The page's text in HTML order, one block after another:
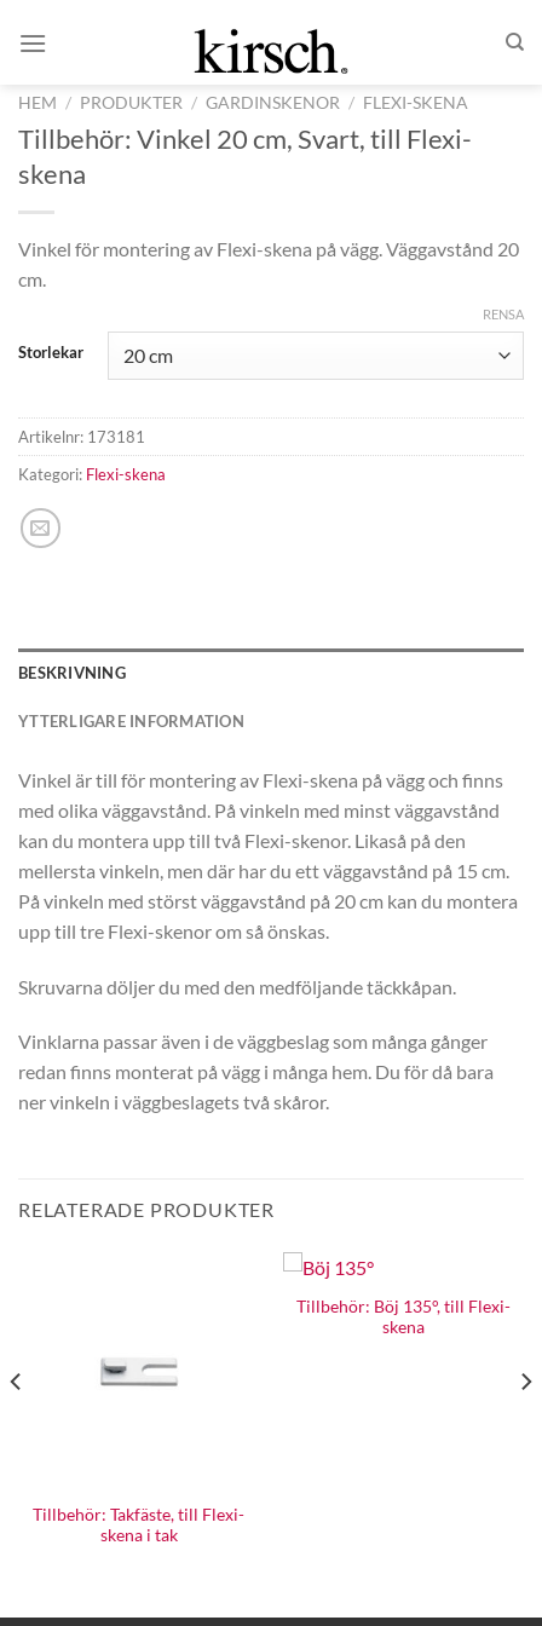
HEM / PRODUKTER / GARDINSKENOR / FLEXI-SKENA
Tillbehör: Vinkel 20 cm, Svart, till Flexi-
skena
Vinkel för montering av Flexi-skena på vägg. Väggavstånd 20
cm.
Storlekar
RENSA
Artikelnr: 173181
Kategori: Flexi-skena
BESKRIVNING
YTTERLIGARE INFORMATION
Vinkel är till för montering av Flexi-skena på vägg och finns
med olika väggavstånd. På vinkeln med minst väggavstånd
kan du montera upp till två Flexi-skenor. Likaså på den
mellersta vinkeln, men där har du ett väggavstånd på 15 cm.
På vinkeln med störst väggavstånd på 20 cm kan du montera
upp till tre Flexi-skenor om så önskas.
Skruvarna döljer du med den medföljande täckkåpan.
Vinklarna passar även i de väggbeslag som många gånger
redan finns monterat på vägg i många hem. Du för då bara
ner vinkeln i väggbeslagets två skåror.
RELATERADE PRODUKTER
Tillbehör: Takfäste, till Flexi-
skena i tak
Tillbehör: Böj 135°, till Flexi-
skena